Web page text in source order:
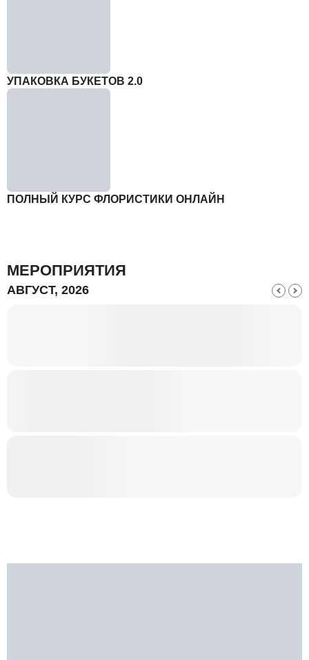
УПАКОВКА БУКЕТОВ 2.0
ПОЛНЫЙ КУРС ФЛОРИСТИКИ ОНЛАЙН
МЕРОПРИЯТИЯ
АВГУСТ, 2026